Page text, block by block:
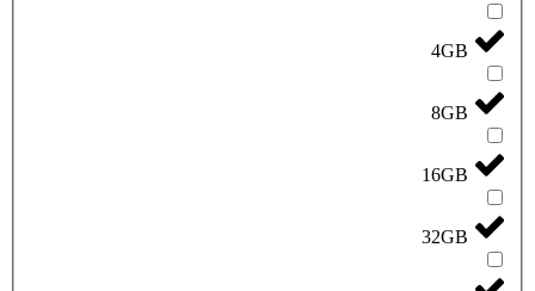
4GB
8GB
16GB
32GB